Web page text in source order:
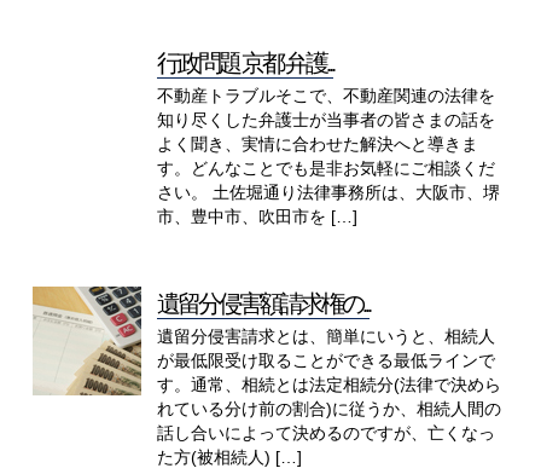
行政問題 京都 弁護...
不動産トラブルそこで、不動産関連の法律を
知り尽くした弁護士が当事者の皆さまの話を
よく聞き、実情に合わせた解決へと導きま
す。どんなことでも是非お気軽にご相談くだ
さい。 土佐堀通り法律事務所は、大阪市、堺
市、豊中市、吹田市を […]
遺留分侵害額請求権の...
遺留分侵害請求とは、簡単にいうと、相続人
が最低限受け取ることができる最低ラインで
す。通常、相続とは法定相続分(法律で決めら
れている分け前の割合)に従うか、相続人間の
話し合いによって決めるのですが、亡くなっ
た方(被相続人) […]